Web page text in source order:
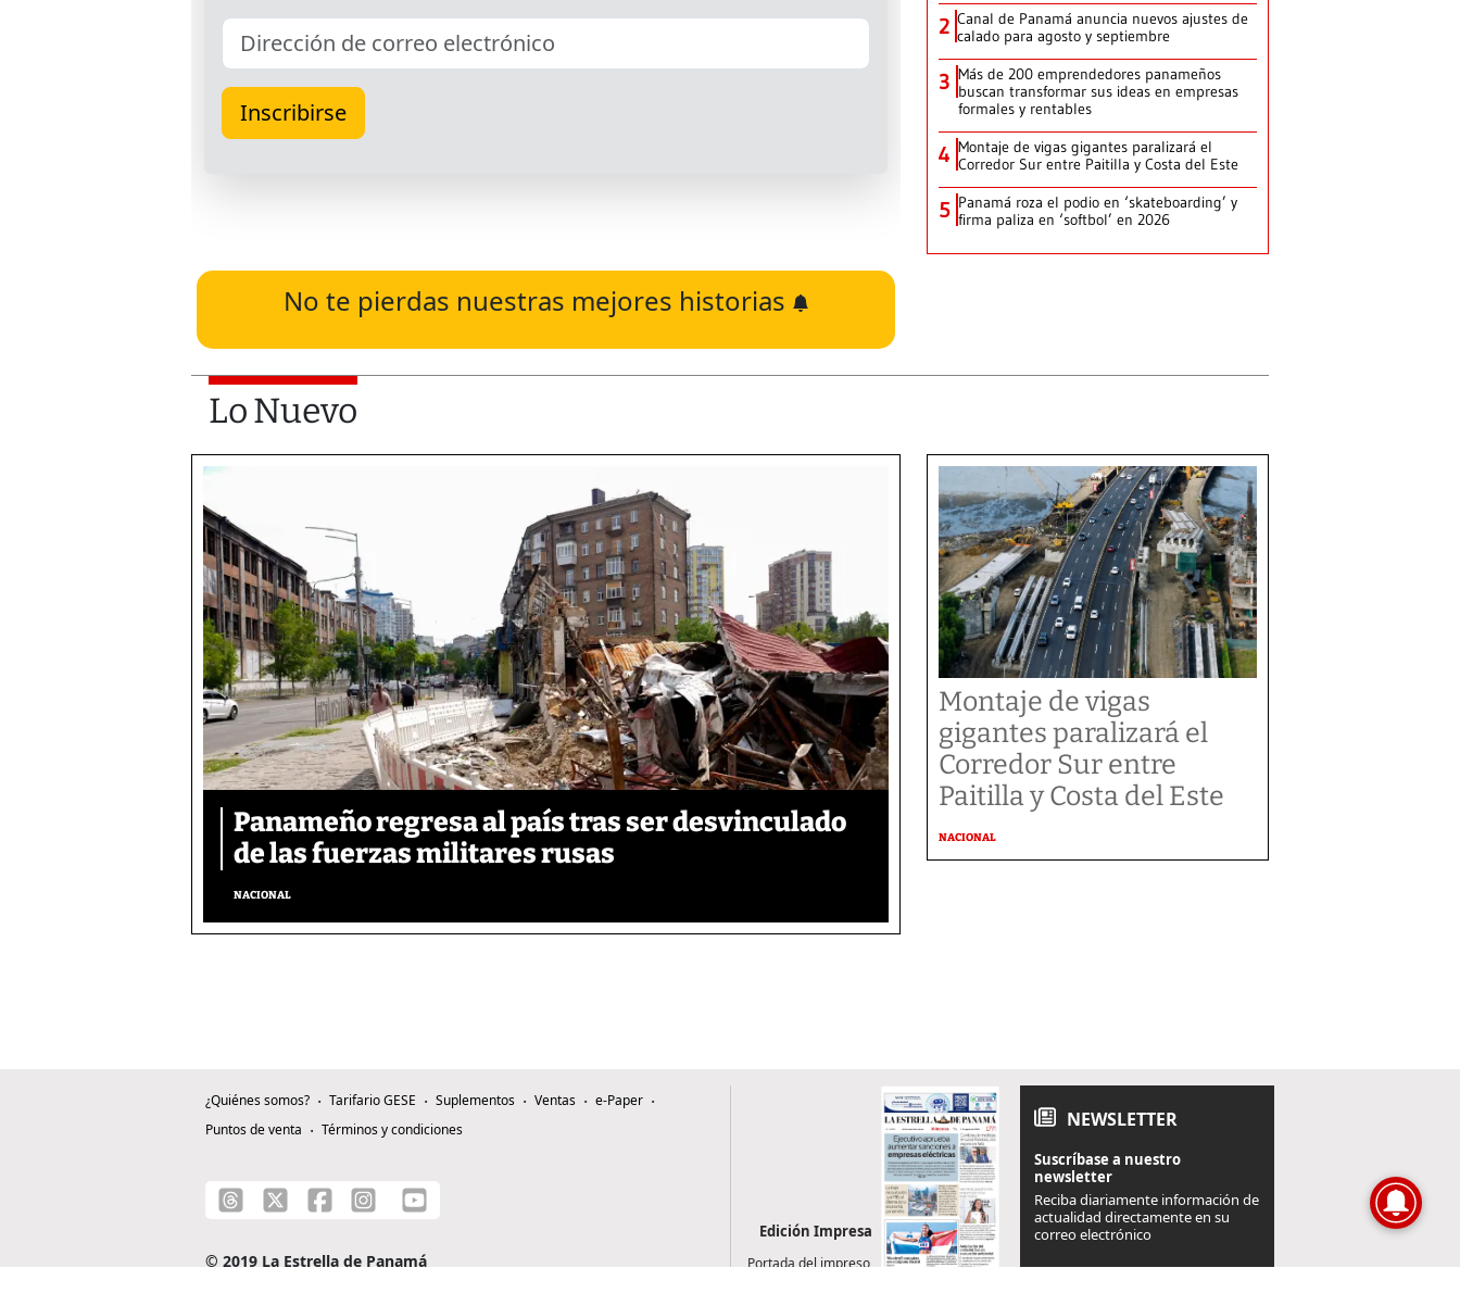
No te pierdas nuestras mejores historias
2 Canal de Panamá anuncia nuevos ajustes de
calado para agosto y septiembre
3 Más de 200 emprendedores panameños
buscan transformar sus ideas en empresas
formales y rentables
4 Montaje de vigas gigantes paralizará el
Corredor Sur entre Paitilla y Costa del Este
5 Panamá roza el podio en ‘skateboarding’ y
firma paliza en ‘softbol’ en 2026
Lo Nuevo
Panameño regresa al país tras ser desvinculado
de las fuerzas militares rusas
NACIONAL
Montaje de vigas
gigantes paralizará el
Corredor Sur entre
Paitilla y Costa del Este
NACIONAL
¿Quiénes somos? Tarifario GESE Suplementos Ventas
e-Paper
Puntos de venta
Términos y condiciones
© 2019 La Estrella de Panamá
Edición Impresa
Portada del impreso
NEWSLETTER
Suscríbase a nuestro
newsletter
Reciba diariamente información de
actualidad directamente en su
correo electrónico